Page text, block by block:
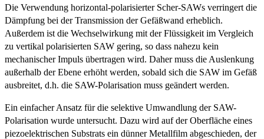
Die Verwendung horizontal-polarisierter Scher-SAWs verringert die
Dämpfung bei der Transmission der Gefäßwand erheblich.
Außerdem ist die Wechselwirkung mit der Flüssigkeit im Vergleich
zu vertikal polarisierten SAW gering, so dass nahezu kein
mechanischer Impuls übertragen wird. Daher muss die Auslenkung
außerhalb der Ebene erhöht werden, sobald sich die SAW im Gefäß
ausbreitet, d.h. die SAW-Polarisation muss geändert werden.
Ein einfacher Ansatz für die selektive Umwandlung der SAW-
Polarisation wurde untersucht. Dazu wird auf der Oberfläche eines
piezoelektrischen Substrats ein dünner Metallfilm abgeschieden, der